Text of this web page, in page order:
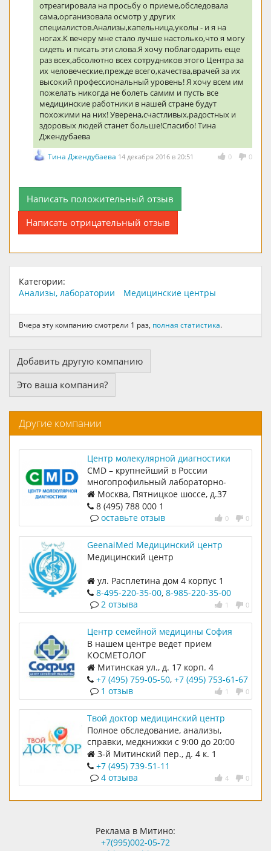
отреагировала на просьбу о приеме,обследовала
сама,организовала осмотр у других
специалистов.Анализы,капельница,уколы - и я на
ногах.К вечеру мне стало лучше настолько,что я могу
сидеть и писать эти слова.Я хочу поблагодарить еще
раз всех,абсолютно всех сотрудников этого Центра за
их человеческие,прежде всего,качества,врачей за их
высокий профессиональный уровень! Я хочу всем им
пожелать никогда не болеть самим и пусть все
медицинские работники в нашей стране будут
похожими на них! Уверена,счастливых,радостных и
здоровых людей станет больше!Спасибо! Тина
Джендубаева
0 0
Тина Джендубаева 14 декабря 2016 в 20:51
Написать положительный отзыв
Написать отрицательный отзыв
Категории:
Анализы, лаборатории
Медицинские центры
Вчера эту компанию смотрели 1 раз, полная статистика.
Добавить другую компанию
Это ваша компания?
Другие компании
Центр молекулярной диагностики
(CMD)
CMD – крупнейший в России
многопрофильный лабораторно-
диагностический центр и ведущий
производитель тест-систем и
реагентов на основе молекулярных
методов. Лабораторными услугами
CMD уже пользуются медицинские
учреждения Москвы, Московской
области, регионов России и стран
пациенты, лично посещающие
медицинские офисы по
рекомендации клинических
специалистов.
Москва, Пятницкое шоссе, д.37
8 (495) 788 000 1
0 0
оставьте отзыв
GeenaiMed Медицинский центр
Медицинский центр
ул. Расплетина дом 4 корпус 1
8-495-220-35-00, 8-985-220-35-00
1 0
2 отзыва
Центр семейной медицины София
В нашем центре ведет прием
КОСМЕТОЛОГ
Митинская ул., д. 17 корп. 4
+7 (495) 759-05-50, +7 (495) 753-61-67
1 0
1 отзыв
Твой доктор медицинский центр
Полное обследование, анализы,
справки, медкнижки с 9:00 до 20:00
без выходных
3-й Митинский пер., д. 4 к. 1
+7 (495) 739-51-11
4 0
4 отзыва
Реклама в Митино:
+7(995)002-05-72